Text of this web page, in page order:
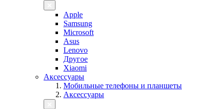
Apple
Samsung
Microsoft
Asus
Lenovo
Другое
Xiaomi
Аксессуары
Мобильные телефоны и планшеты
Аксессуары